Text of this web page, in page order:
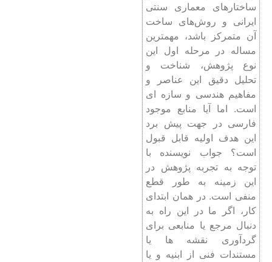
ساختار‌های معماری سنتی
ایرانی و روش‌های ساخت
آن متمرکز باشد، مهمترین
مساله در مرحله اول این
نوع پژوهش، شناخت و
تحلیل دقیق این عناصر و
مفاهیم هندسی و سازه ای
است. ‌اما آیا منابع موجود
فارسی در جهت پیش برد
این هدف اولیه قابل قبول
است؟ جواب نویسنده با
توجه به تجربه پژوهش در
این زمینه به طور قطع
منفی است. در همان ابتدای
کار، اگر ما در این راه به
دنبال مرجع یا منابعی برای
گرد‌آوری نقشه ها یا
مستندات فنی از ابنیه و یا